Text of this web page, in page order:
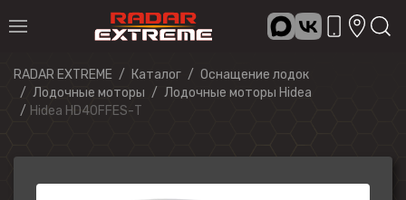
RADAR EXTREME Каталог
Оснащение лодок
Лодочные моторы
Лодочные моторы Hidea
Hidea HD40FFES-Т